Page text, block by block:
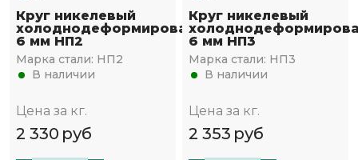
Круг никелевый
холоднодеформированный
6 мм НП2
Марка стали: НП2
В наличии
Цена за кг.
2 330 руб
Круг никелевый
6 мм НП3
Марка стали: НП3
В наличии
Цена за кг.
2 353 руб